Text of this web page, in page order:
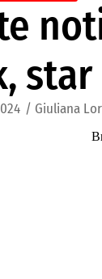
star
/ Giuliana